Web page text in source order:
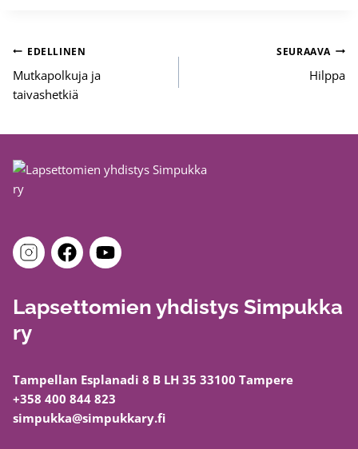
Artikkelien
selaus
EDELLINEN
Mutkapolkuja ja
taivashetkiä
SEURAAVA
Hilppa
Lapsettomien yhdistys Simpukka
ry
Tampellan Esplanadi 8 B LH 35 33100 Tampere
+358 400 844 823
simpukka@simpukkary.fi